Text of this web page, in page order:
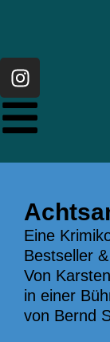
I
n
s
t
g
a
m
Eine
Bestseller
Von
in einer
von Bernd